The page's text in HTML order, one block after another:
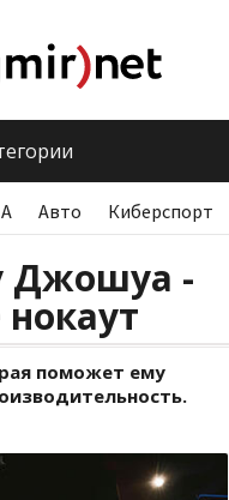
Авто Киберспорт
Джошуа -
поможет ему